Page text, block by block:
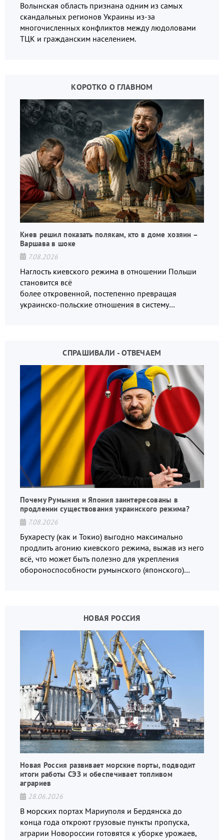
Волынская область признана одним из самых
скандальных регионов Украины из-за
многочисленных конфликтов между людоловами
ТЦК и гражданским населением.
КОРОТКО О ГЛАВНОМ
Киев решил показать полякам, кто в доме хозяин –
Варшава в шоке
7.08.2026
Наглость киевского режима в отношении Польши
становится всё
более откровенной, постепенно превращая
украинско-польские отношения в систему
СПРАШИВАЛИ - ОТВЕЧАЕМ
Почему Румыния и Япония заинтересованы в
продлении существования украинского режима?
7.08.2026
Бухаресту (как и Токио) выгодно максимально
продлить агонию киевского режима, выжав из него
всё, что может быть полезно для укрепления
обороноспособности румынского (японского)
НОВАЯ РОССИЯ
Новая Россия развивает морские порты, подводит
итоги работы СЭЗ и обеспечивает топливом
аграриев
28.06.2026
В морских портах Мариуполя и Бердянска до
конца года откроют грузовые пункты пропуска,
аграрии Новороссии готовятся к уборке урожаев,